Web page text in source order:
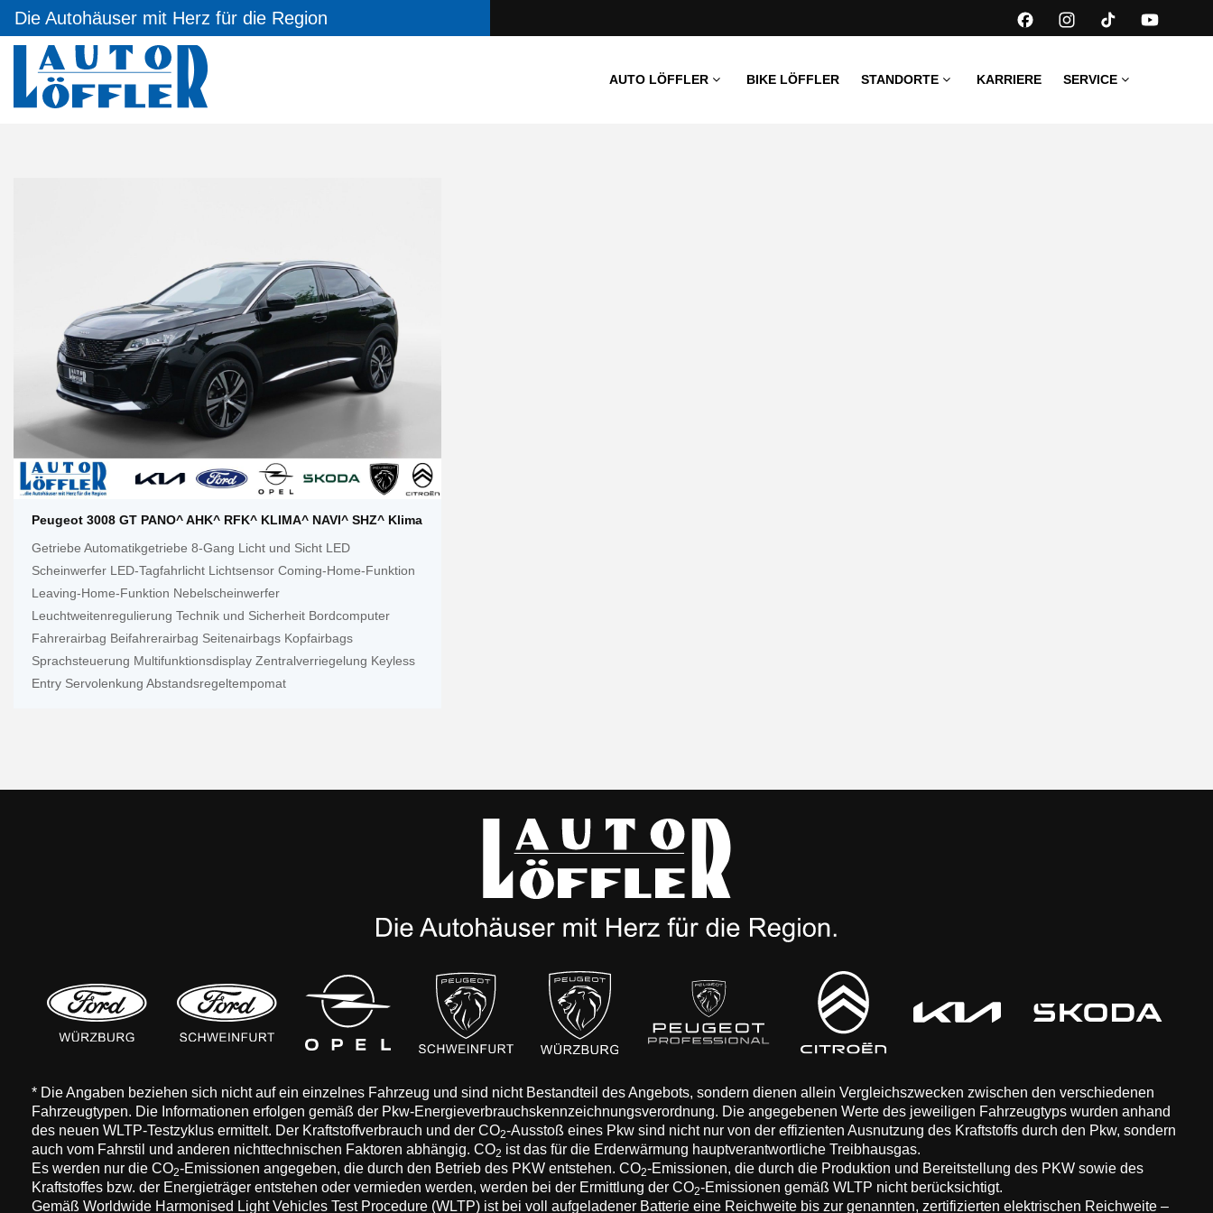
Die Autohäuser mit Herz für die Region
AUTO LÖFFLER BIKE LÖFFLER STANDORTE KARRIERE SERVICE
Peugeot 3008 GT PANO^ AHK^ RFK^ KLIMA^ NAVI^ SHZ^ Klima
Getriebe Automatikgetriebe 8-Gang Licht und Sicht LED
Scheinwerfer LED-Tagfahrlicht Lichtsensor Coming-Home-Funktion
Leaving-Home-Funktion Nebelscheinwerfer
Leuchtweitenregulierung Technik und Sicherheit Bordcomputer
Fahrerairbag Beifahrerairbag Seitenairbags Kopfairbags
Sprachsteuerung Multifunktionsdisplay Zentralverriegelung Keyless
Entry Servolenkung Abstandsregeltempomat
* Die Angaben beziehen sich nicht auf ein einzelnes Fahrzeug und sind nicht Bestandteil des Angebots, sondern dienen allein Vergleichszwecken zwischen den verschiedenen
Fahrzeugtypen. Die Informationen erfolgen gemäß der Pkw-Energieverbrauchskennzeichnungsverordnung. Die angegebenen Werte des jeweiligen Fahrzeugtyps wurden anhand
des neuen WLTP-Testzyklus ermittelt. Der Kraftstoffverbrauch und der CO2-Ausstoß eines Pkw sind nicht nur von der effizienten Ausnutzung des Kraftstoffs durch den Pkw, sondern
auch vom Fahrstil und anderen nichttechnischen Faktoren abhängig. CO2 ist das für die Erderwärmung hauptverantwortliche Treibhausgas.
Es werden nur die CO2-Emissionen angegeben, die durch den Betrieb des PKW entstehen. CO2-Emissionen, die durch die Produktion und Bereitstellung des PKW sowie des
Kraftstoffes bzw. der Energieträger entstehen oder vermieden werden, werden bei der Ermittlung der CO2-Emissionen gemäß WLTP nicht berücksichtigt.
Gemäß Worldwide Harmonised Light Vehicles Test Procedure (WLTP) ist bei voll aufgeladener Batterie eine Reichweite bis zur genannten, zertifizierten elektrischen Reichweite –